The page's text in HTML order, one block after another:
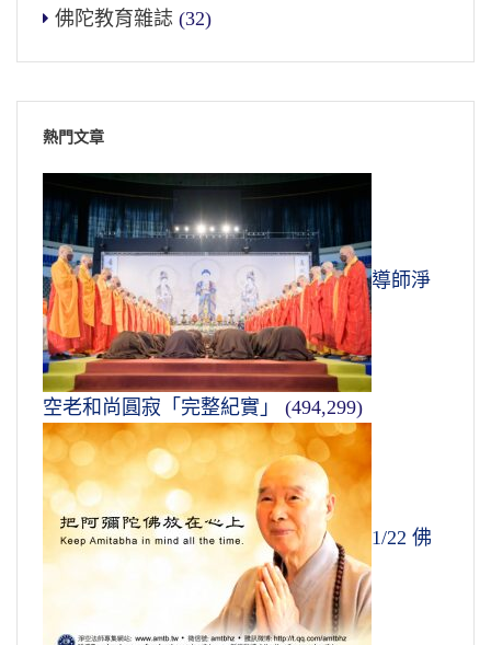
佛陀教育雜誌 (32)
熱門文章
導師淨
空老和尚圓寂「完整紀實」 (494,299)
1/22 佛